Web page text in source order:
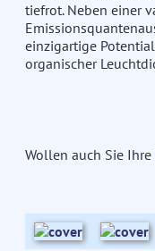
tiefrot. Neben einer
einzigartige
organischer
Wollen auch Sie Ihre